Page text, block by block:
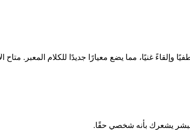
وإلقاءً غنيًا، مما يضع معيارًا جديدًا للكلام المعبر. متاح
يشعرك بأنه شخصي حقًا.